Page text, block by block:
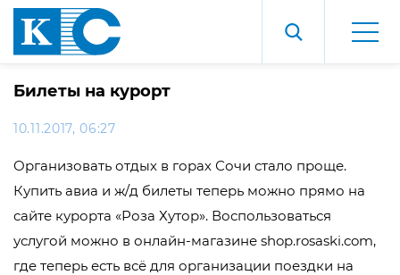
Билеты на курорт
10.11.2017, 06:27
Организовать отдых в горах Сочи стало проще.
Купить авиа и ж/д билеты теперь можно прямо на
сайте курорта «Роза Хутор». Воспользоваться
услугой можно в онлайн-магазине shop.rosaski.com,
где теперь есть всё для организации поездки на